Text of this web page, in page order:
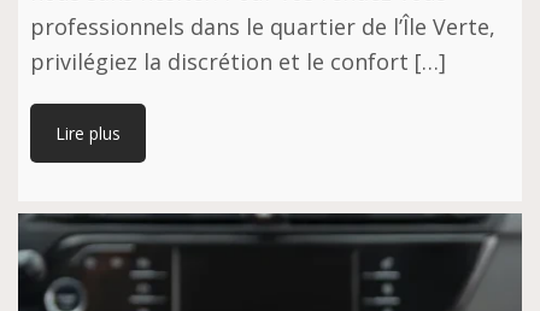
professionnels dans le quartier de l’Île Verte,
privilégiez la discrétion et le confort […]
Lire plus